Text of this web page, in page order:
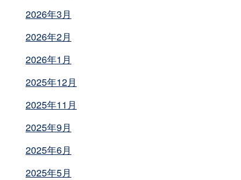
2026年3月
2026年2月
2026年1月
2025年12月
2025年11月
2025年9月
2025年6月
2025年5月